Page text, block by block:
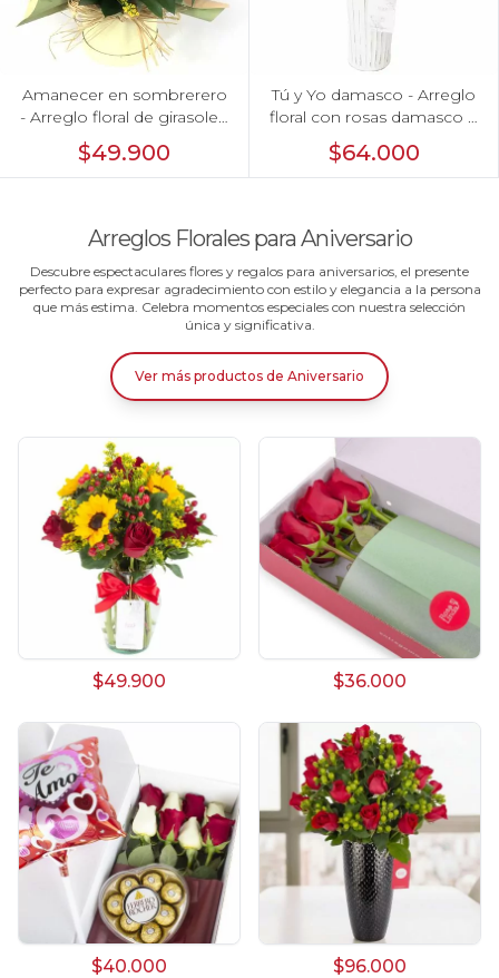
Amanecer en sombrerero
- Arreglo floral de girasoles,
rosas rojo, e hypericum
$49.900
Tú y Yo damasco - Arreglo
floral con rosas damasco e
hypericum verde
$64.000
Arreglos Florales para Aniversario
Descubre espectaculares flores y regalos para aniversarios, el presente
perfecto para expresar agradecimiento con estilo y elegancia a la persona
que más estima. Celebra momentos especiales con nuestra selección
única y significativa.
Ver más productos de Aniversario
$49.900 $36.000
$40.000 $96.000